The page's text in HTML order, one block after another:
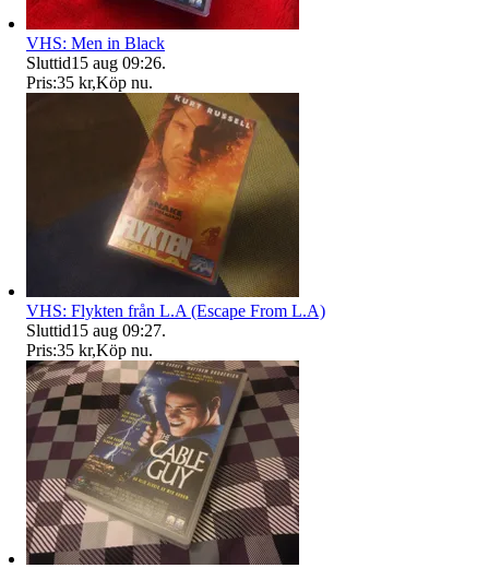
VHS: Men in Black
Sluttid15 aug 09:26.
Pris:35 kr,Köp nu.
VHS: Flykten från L.A (Escape From L.A)
Sluttid15 aug 09:27.
Pris:35 kr,Köp nu.